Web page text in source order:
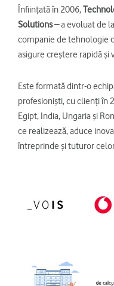
Înființată în 2006,
Solutions –a evoluat de
companie de tehnologie
asigure creștere rapidă și
Este formată dintr-o
profesioniști, cu clienți în
Egipt, India, Ungaria și
ce realizează, aduce
întreprinde și tuturor